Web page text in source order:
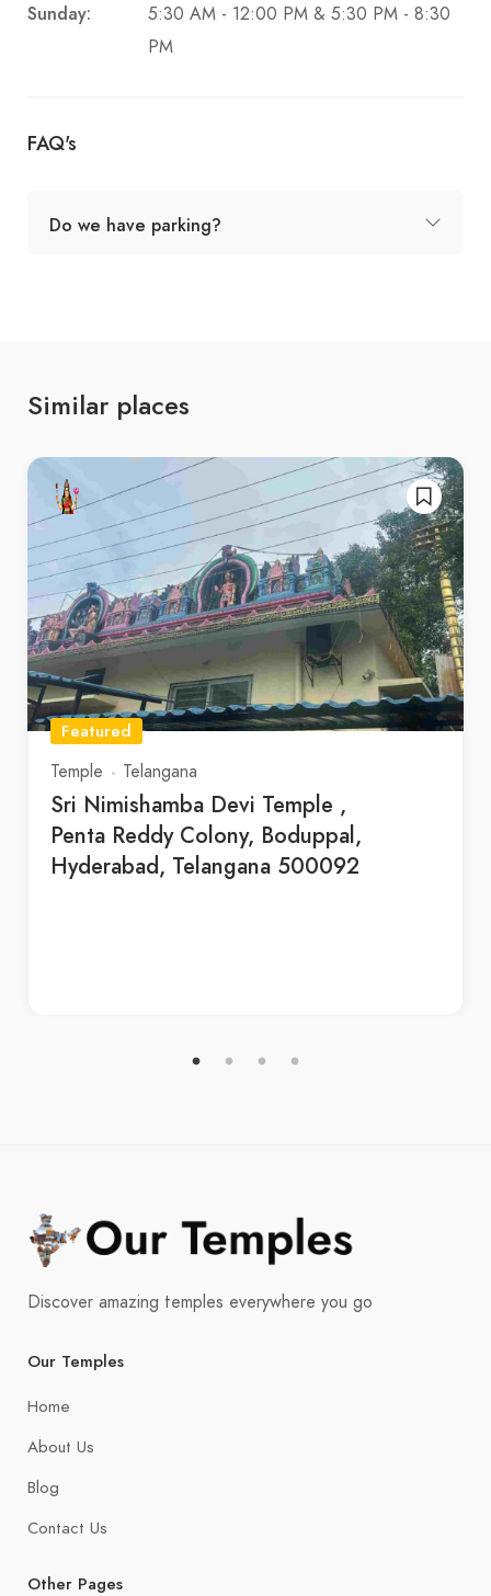
Sunday:
5:30 AM - 12:00 PM & 5:30 PM - 8:30
PM
FAQ's
Do we have parking?
Similar places
Featured
Temple
Telangana
Sri Nimishamba Devi Temple ,
Penta Reddy Colony, Boduppal,
Hyderabad, Telangana 500092
Discover amazing temples everywhere you go
Our Temples
Home
About Us
Blog
Contact Us
Other Pages